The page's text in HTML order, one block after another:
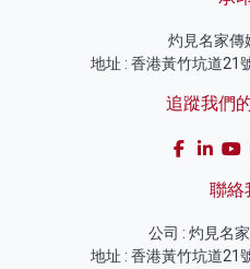
灼見名家傳
地址 : 香港黃竹坑道21
追蹤我們
聯絡
公司 : 灼見名
地址 : 香港黃竹坑道21